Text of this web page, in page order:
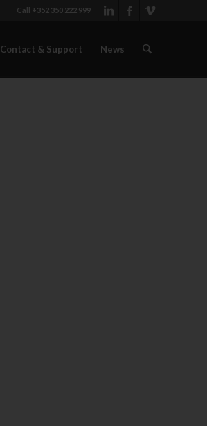
Call +352 350 222 999
Contact & Support News